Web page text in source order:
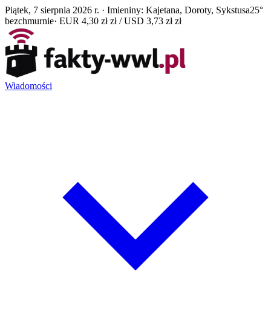
Piątek, 7 sierpnia 2026 r. · Imieniny: Kajetana, Doroty, Sykstusa25°
bezchmurnie· EUR 4,30 zł zł / USD 3,73 zł zł
Wiadomości